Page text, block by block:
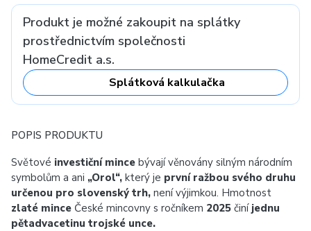
Produkt je možné zakoupit na splátky
prostřednictvím společnosti
HomeCredit a.s.
Splátková kalkulačka
POPIS PRODUKTU
Světové investiční mince bývají věnovány silným národním
symbolům a ani „Orol“, který je první ražbou svého druhu
určenou pro slovenský trh, není výjimkou. Hmotnost
zlaté mince České mincovny s ročníkem 2025 činí jednu
pětadvacetinu trojské unce.